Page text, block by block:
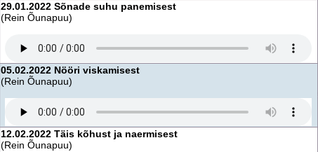
29.01.2022 Sõnade suhu panemisest
(Rein Õunapuu)
05.02.2022 Nööri viskamisest
(Rein Õunapuu)
12.02.2022 Täis kõhust ja naermisest
(Rein Õunapuu)